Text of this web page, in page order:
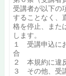
受講者が以下の
することなく、
格を停止、また
します。
１ 受講申込に
合
２ 本規約に違
３ その他、受